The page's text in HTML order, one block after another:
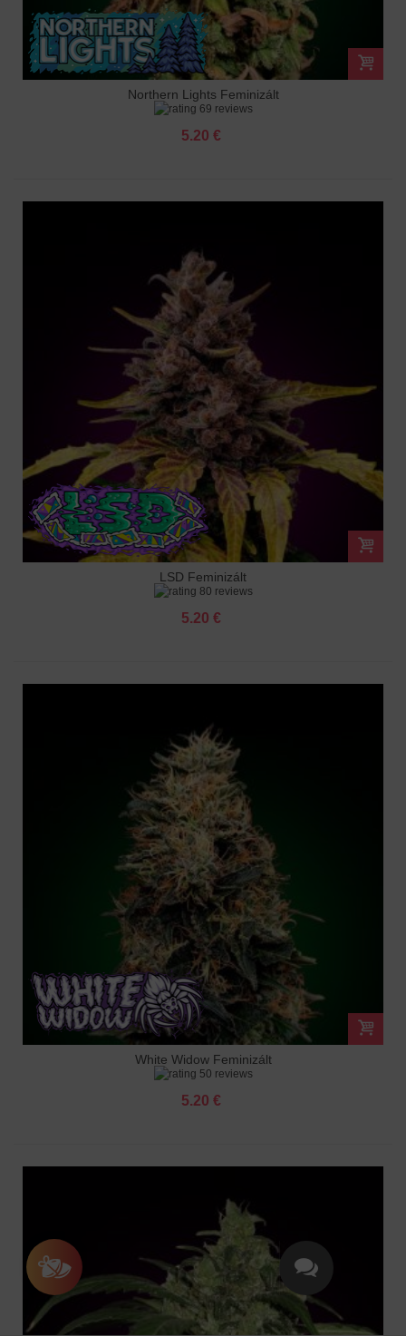
Northern Lights Feminizált
69 reviews
5.20 €
LSD Feminizált
80 reviews
5.20 €
White Widow Feminizált
50 reviews
5.20 €